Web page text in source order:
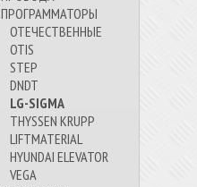
ПРОГРАММАТОРЫ
ОТЕЧЕСТВЕННЫЕ
OTIS
STEP
DNDT
LG-SIGMA
THYSSEN KRUPP
LIFTMATERIAL
HYUNDAI ELEVATOR
VEGA